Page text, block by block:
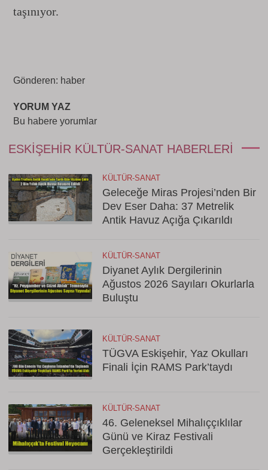
taşınıyor.
Gönderen: haber
YORUM YAZ
Bu habere yorumlar
ESKIŞEHIR KÜLTÜR-SANAT HABERLERI
KÜLTÜR-SANAT
Geleceğe Miras Projesi’nden Bir
Dev Eser Daha: 37 Metrelik
Antik Havuz Açığa Çıkarıldı
KÜLTÜR-SANAT
Diyanet Aylık Dergilerinin
Ağustos 2026 Sayıları Okurlarla
Buluştu
KÜLTÜR-SANAT
TÜGVA Eskişehir, Yaz Okulları
Finali İçin RAMS Park’taydı
KÜLTÜR-SANAT
46. Geleneksel Mihalıççıklılar
Günü ve Kiraz Festivali
Gerçekleştirildi